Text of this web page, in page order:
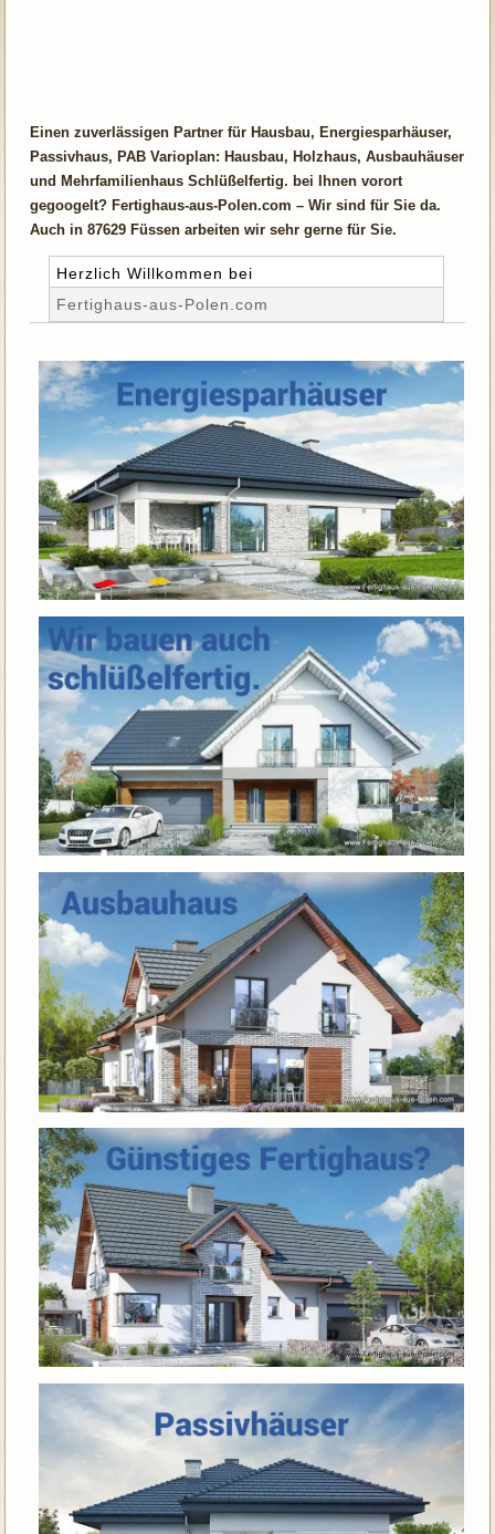
Einen zuverlässigen Partner für Hausbau, Energiesparhäuser,
Passivhaus, PAB Varioplan: Hausbau, Holzhaus, Ausbauhäuser
und Mehrfamilienhaus Schlüßelfertig. bei Ihnen vorort
gegoogelt? Fertighaus-aus-Polen.com – Wir sind für Sie da.
Auch in 87629 Füssen arbeiten wir sehr gerne für Sie.
Herzlich Willkommen bei
Fertighaus-aus-Polen.com